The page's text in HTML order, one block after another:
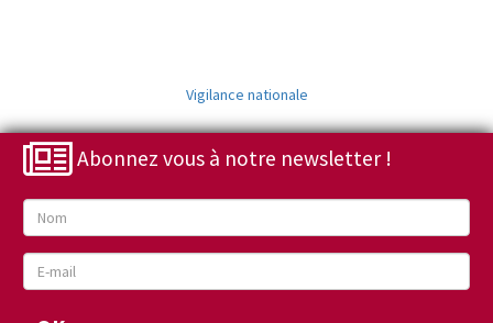
Vigilance nationale
Abonnez vous à notre newsletter !